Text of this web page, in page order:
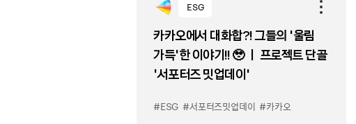
ESG
카카오에서 대화합?! 그들의 '울림
가득'한 이야기!! 🥹 ㅣ 프로젝트 단골
'서포터즈 밋업데이'
#ESG #서포터즈밋업데이 #카카오